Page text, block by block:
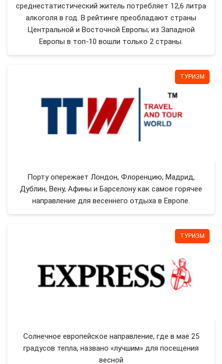
среднестатистический житель потребляет 12,6 литра
алкоголя в год. В рейтинге преобладают страны
Центральной и Восточной Европы; из Западной
Европы в топ-10 вошли только 2 страны.
ТУРИЗМ
Порту опережает Лондон, Флоренцию, Мадрид,
Дублин, Вену, Афины и Барселону как самое горячее
направление для весеннего отдыха в Европе.
ТУРИЗМ
Солнечное европейское направление, где в мае 25
градусов тепла, названо «лучшим» для посещения
весной